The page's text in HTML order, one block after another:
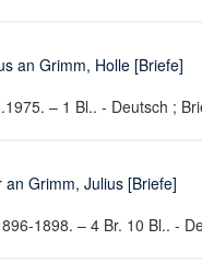
an Grimm, Holle [Briefe]
– 1 Bl.. - Deutsch ;
an Grimm, Julius [Briefe]
1898. – 4 Br. 10 Bl.. -